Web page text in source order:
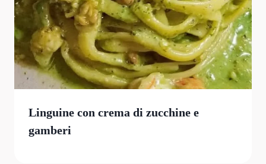
Linguine con crema di zucchine e
gamberi